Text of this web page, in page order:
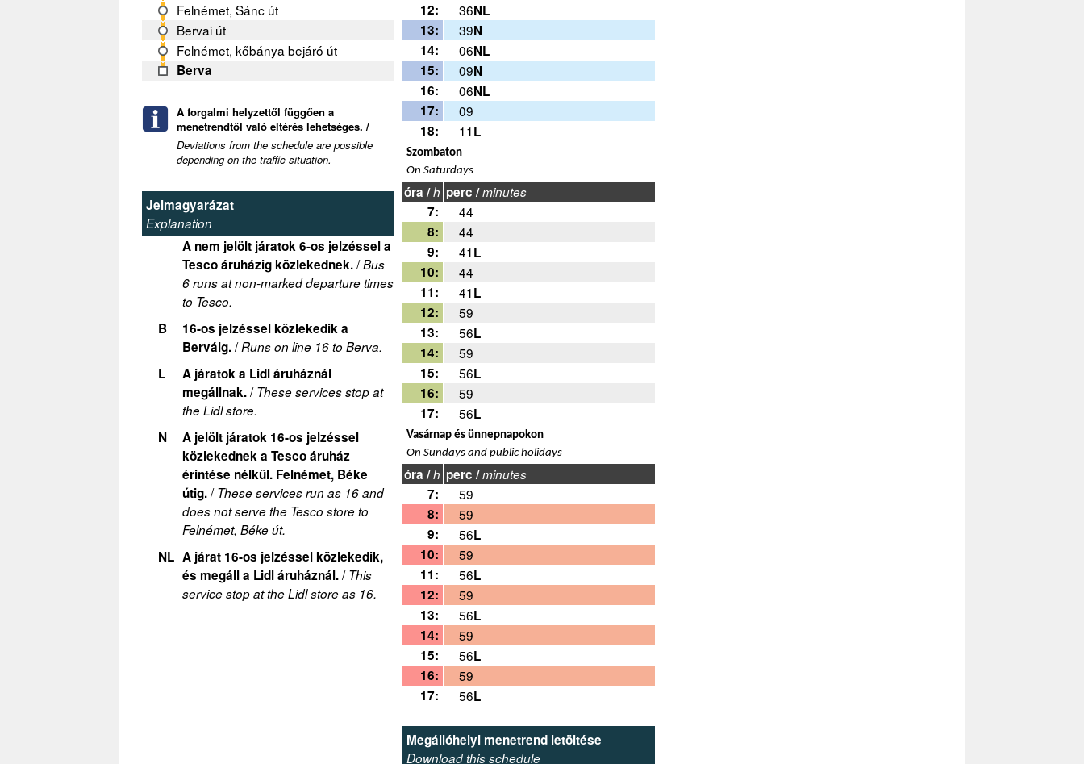
Felnémet, Sánc út
Bervai út
Felnémet, kőbánya bejáró út
Berva
A forgalmi helyzettől függően a
menetrendtől való eltérés lehetséges. /
Deviations from the schedule are possible
depending on the traffic situation.
Jelmagyarázat
Explanation
A nem jelölt járatok 6-os jelzéssel a
Tesco áruházig közlekednek./Bus
6 runs at non-marked departure times
to Tesco.
B
16-os jelzéssel közlekedik a
Berváig./Runs on line 16 to Berva.
L
A járatok a Lidl áruháznál
megállnak./These services stop at
the Lidl store.
N
A jelölt járatok 16-os jelzéssel
közlekednek a Tesco áruház
érintése nélkül. Felnémet, Béke
útig./These services run as 16 and
does not serve the Tesco store to
Felnémet, Béke út.
NL A járat 16-os jelzéssel közlekedik,
és megáll a Lidl áruháznál./This
service stop at the Lidl store as 16.
12:
36NL
13:
39N
14:
06NL
15:
09N
16:
06NL
17:
09
18:
11L
Szombaton
On Saturdays
óra /h perc /minutes
7:
44
8:
44
9:
41L
10:
44
11:
41L
12:
59
13:
56L
14:
59
15:
56L
16:
59
17:
56L
Vasárnap és ünnepnapokon
On Sundays and public holidays
óra /h perc /minutes
7:
59
8:
59
9:
56L
10:
59
11:
56L
12:
59
13:
56L
14:
59
15:
56L
16:
59
17:
56L
Megállóhelyi menetrend letöltése
Download this schedule